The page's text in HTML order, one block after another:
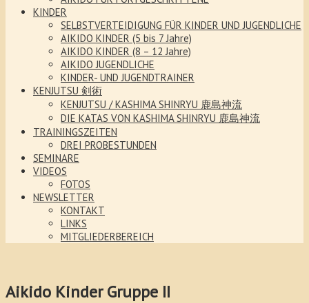
KINDER
SELBSTVERTEIDIGUNG FÜR KINDER UND JUGENDLICHE
AIKIDO KINDER (5 bis 7 Jahre)
AIKIDO KINDER (8 – 12 Jahre)
AIKIDO JUGENDLICHE
KINDER- UND JUGENDTRAINER
KENJUTSU 剣術
KENJUTSU / KASHIMA SHINRYU 鹿島神流
DIE KATAS VON KASHIMA SHINRYU 鹿島神流
TRAININGSZEITEN
DREI PROBESTUNDEN
SEMINARE
VIDEOS
FOTOS
NEWSLETTER
KONTAKT
LINKS
MITGLIEDERBEREICH
Aikido Kinder Gruppe II